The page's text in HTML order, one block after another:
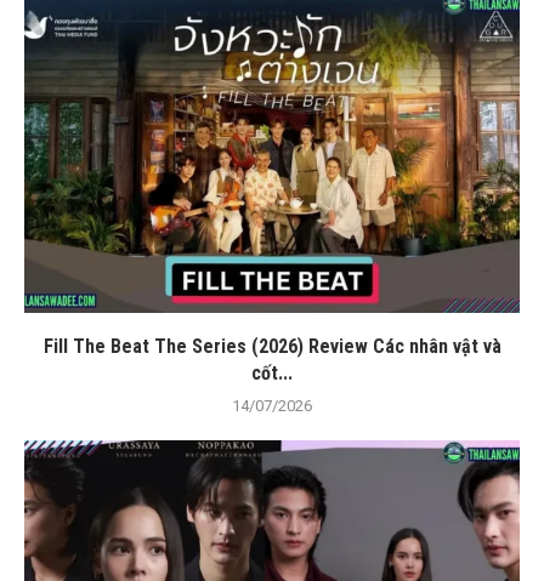
Fill The Beat The Series (2026) Review Các nhân vật và
cốt...
14/07/2026